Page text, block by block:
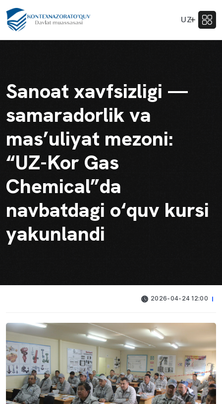
UZ
Sanoat xavfsizligi —
samaradorlik va
mas’uliyat mezoni:
“UZ-Kor Gas
Chemical”da
navbatdagi o‘quv kursi
yakunlandi
2026-04-24 12:00